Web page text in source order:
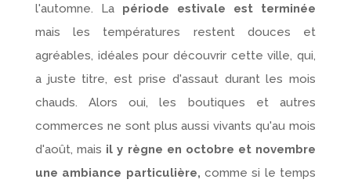
l'automne. La période estivale est terminée
mais les températures restent douces et
agréables, idéales pour découvrir cette ville, qui,
a juste titre, est prise d'assaut durant les mois
chauds. Alors oui, les boutiques et autres
commerces ne sont plus aussi vivants qu'au mois
d'août, mais il y règne en octobre et novembre
une ambiance particulière, comme si le temps